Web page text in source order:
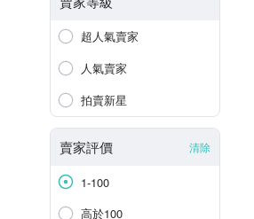
超人氣賣家
人氣賣家
拍賣新星
賣家評價 清除
1-100
高於100